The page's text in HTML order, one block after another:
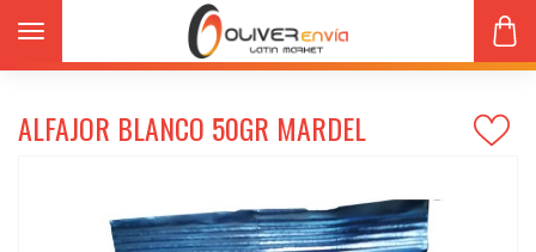
Toggle navigation Dulces ALFAJOR BLANCO 50gr MARDEL
ALFAJOR BLANCO 50GR MARDEL